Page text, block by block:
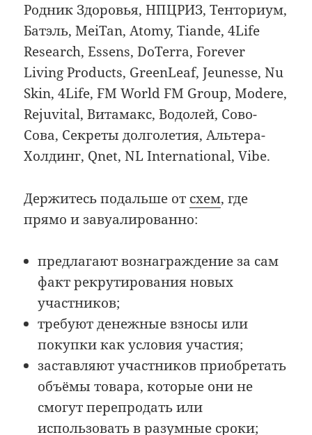
Родник Здоровья, НПЦРИЗ, Тенториум,
Батэль, MeiTan, Atomy, Tiande, 4Life
Research, Essens, DoTerra, Forever
Living Products, GreenLeaf, Jeunesse, Nu
Skin, 4Life, FM World FM Group, Modere,
Rejuvital, Витамакс, Водолей, Сово-
Сова, Секреты долголетия, Альтера-
Холдинг, Qnet, NL International, Vibe.
Держитесь подальше от схем, где
прямо и завуалированно:
предлагают вознаграждение за сам
факт рекрутирования новых
участников;
требуют денежные взносы или
покупки как условия участия;
заставляют участников приобретать
объёмы товара, которые они не
смогут перепродать или
использовать в разумные сроки;